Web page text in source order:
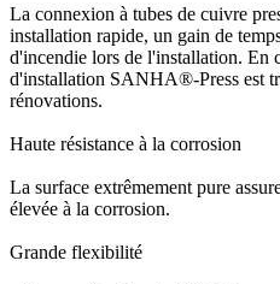
La connexion à tubes de cuivre
installation rapide, un gain de
d'incendie lors de l'installation. En
d'installation SANHA®-Press est
rénovations.
Haute résistance à la corrosion
La surface extrêmement pure
élevée à la corrosion.
Grande flexibilité